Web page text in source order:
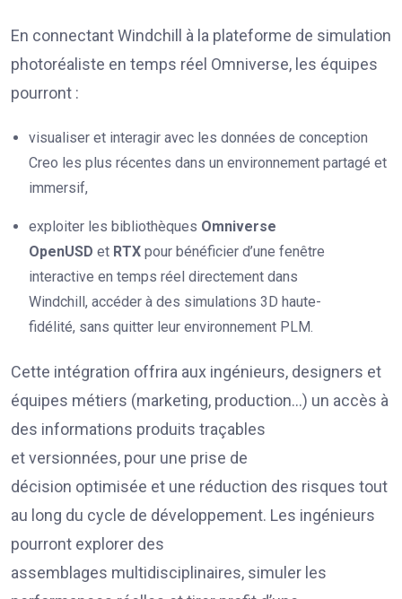
En connectant Windchill à la plateforme de simulation
photoréaliste en temps réel Omniverse, les équipes
pourront :
visualiser et interagir avec les données de conception
Creo les plus récentes dans un environnement partagé et
immersif,
exploiter les bibliothèques Omniverse
OpenUSD et RTX pour bénéficier d’une fenêtre
interactive en temps réel directement dans
Windchill, accéder à des simulations 3D haute-
fidélité, sans quitter leur environnement PLM.
Cette intégration offrira aux ingénieurs, designers et
équipes métiers (marketing, production…) un accès à
des informations produits traçables
et versionnées, pour une prise de
décision optimisée et une réduction des risques tout
au long du cycle de développement. Les ingénieurs
pourront explorer des
assemblages multidisciplinaires, simuler les